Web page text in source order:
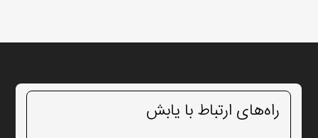
راه‌های ارتباط با یابش